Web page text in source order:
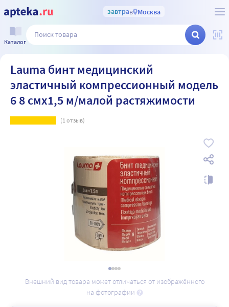
завтрав Москва
Каталог
Lauma бинт медицинский
эластичный компрессионный модель
6 8 смx1,5 м/малой растяжимости
(1отзыв)
Внешний вид товара может отличаться от изображённого
на фотографии